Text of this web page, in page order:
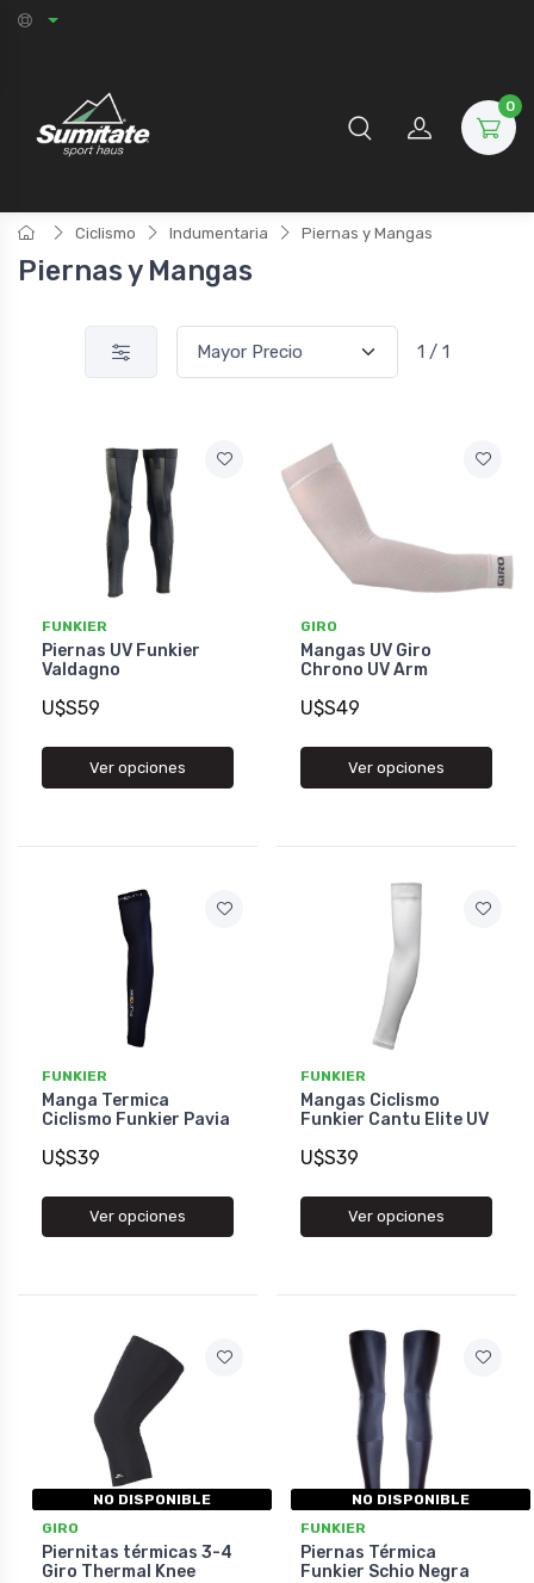
0
Ciclismo Indumentaria Piernas y Mangas
Piernas y Mangas
1 / 1
FUNKIER
Piernas UV Funkier
Valdagno
U$S59
Ver opciones
GIRO
Mangas UV Giro
Chrono UV Arm
U$S49
Ver opciones
FUNKIER
Manga Termica
Ciclismo Funkier Pavia
U$S39
Ver opciones
FUNKIER
Mangas Ciclismo
Funkier Cantu Elite UV
U$S39
Ver opciones
NO DISPONIBLE
GIRO
Piernitas térmicas 3-4
Giro Thermal Knee
NO DISPONIBLE
FUNKIER
Piernas Térmica
Funkier Schio Negra